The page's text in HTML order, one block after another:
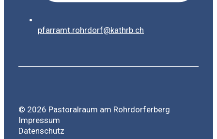
pfarramt.rohrdorf@kathrb.ch
© 2026 Pastoralraum am Rohrdorferberg
Impressum
Datenschutz